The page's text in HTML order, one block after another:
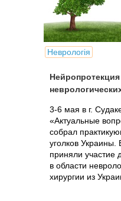
Неврологія
3-6 мая в г.
«Актуальные
собрал
уголков
приняли участие
в области
хирургии из